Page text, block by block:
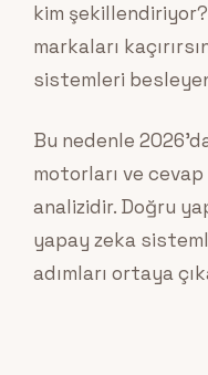
kim şekillendiriyor?
markaları
sistemleri besleyen
Bu nedenle
motorları ve
analizidir. Doğru
yapay zeka
adımları ortaya